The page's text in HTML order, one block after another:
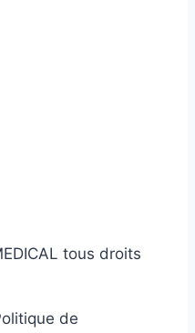
tous droits
de